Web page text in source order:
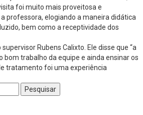
foi muito mais proveitosa e
professora, elogiando a maneira didática
bem como a receptividade dos
Rubens Calixto. Ele disse que “a
bom trabalho da equipe e ainda ensinar os
tratamento foi uma experiência